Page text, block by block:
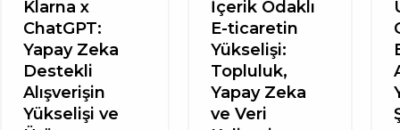
Klarna x
ChatGPT:
Yapay Zeka
Destekli
Alışverişin
Yükselişi ve
İçerik Odaklı
E-ticaretin
Yükselişi:
Topluluk,
Yapay Zeka
ve Veri